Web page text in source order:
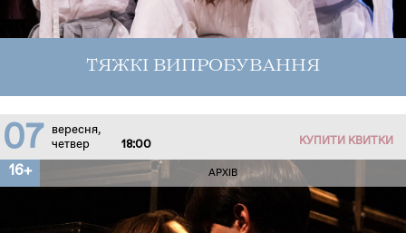
ТЯЖКІ ВИПРОБУВАННЯ
07
вересня,
четвер
18:00 КУПИТИ КВИТКИ
16+ АРХІВ